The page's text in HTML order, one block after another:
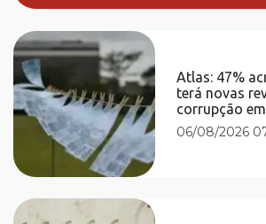
Atlas: 47%
terá novas
corrupção
06/08/2026